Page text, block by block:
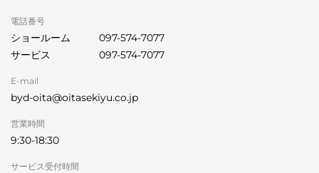
電話番号
ショールーム
097-574-7077
サービス
097-574-7077
E-mail
byd-oita@oitasekiyu.co.jp
営業時間
9:30-18:30
サービス受付時間